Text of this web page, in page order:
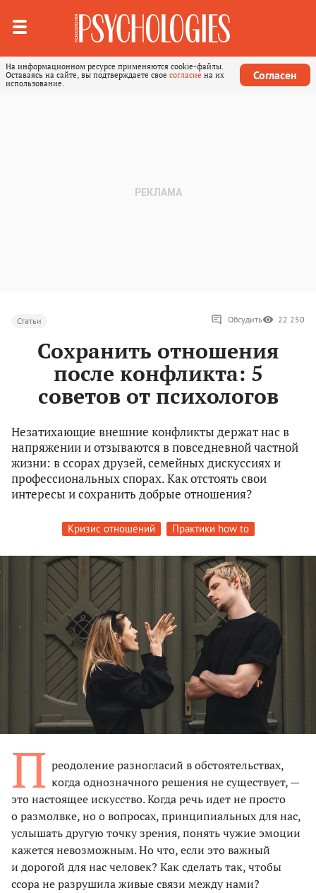
На информационном ресурсе применяются cookie-файлы.
Оставаясь на сайте, вы подтверждаете свое согласие на их
использование.
Согласен
Статьи Обсудить 22 250
Сохранить отношения
после конфликта: 5
советов от психологов
Незатихающие внешние конфликты держат нас в
напряжении и отзываются в повседневной частной
жизни: в ссорах друзей, семейных дискуссиях и
профессиональных спорах. Как отстоять свои
интересы и сохранить добрые отношения?
Кризис отношений Практики how to
П реодоление разногласий в обстоятельствах,
когда однозначного решения не существует, —
это настоящее искусство. Когда речь идет не просто
о размолвке, но о вопросах, принципиальных для нас,
услышать другую точку зрения, понять чужие эмоции
кажется невозможным. Но что, если это важный
и дорогой для нас человек? Как сделать так, чтобы
ссора не разрушила живые связи между нами?